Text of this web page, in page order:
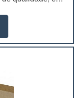
visto que os
também como
alavancadas.As
funcionais para